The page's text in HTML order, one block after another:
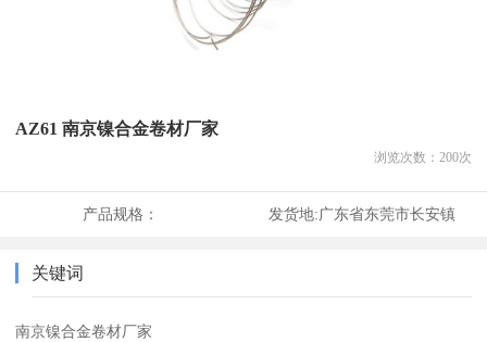
AZ61 南京镍合金卷材厂家
浏览次数： 200次
产品规格： 发货地:广东省东莞市长安镇
关键词
南京镍合金卷材厂家